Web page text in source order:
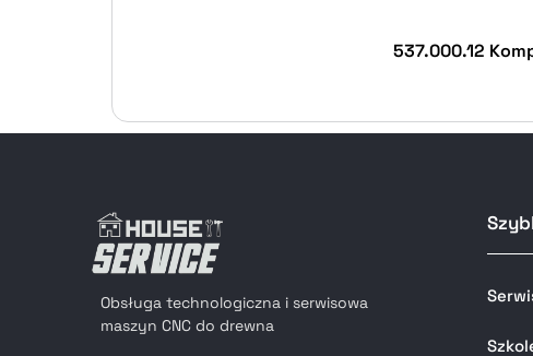
537.000.12
Obsługa technologiczna i serwisowa
maszyn CNC do drewna